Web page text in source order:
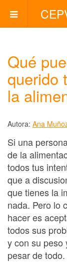
Qué
querido
la
Autora: Ana
Si una
de la
todos tus
que a
que tienes la
nada. Pero lo
hacer es
todos sus
y con su peso
pesar de todo.